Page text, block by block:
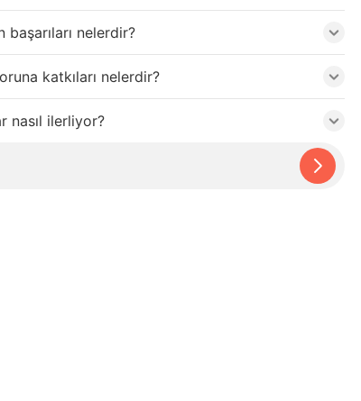
başarıları nelerdir?
katkıları nelerdir?
nasıl ilerliyor?